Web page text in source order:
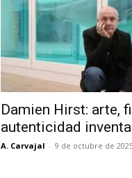
Damien Hirst: arte,
autenticidad
A. Carvajal - 9 de octubre de